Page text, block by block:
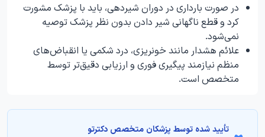
در صورت بارداری در دوران شیردهی، باید با پزشک مشورت
کرد و قطع ناگهانی شیر دادن بدون نظر پزشک توصیه
نمی‌شود.
علائم هشدار مانند خونریزی، درد شکمی یا انقباض‌های
منظم نیازمند پیگیری فوری و ارزیابی دقیق‌تر توسط
متخصص است.
تأیید‌‌‌‌‌‌‌ شده توسط پزشکان متخصص دکترتو